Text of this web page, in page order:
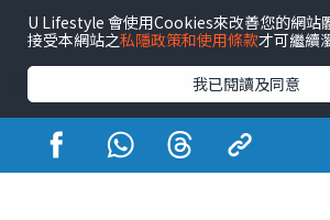
銅鑼灣好去處 元朗好去處 荃灣好去處
餐廳情報 戶外郊遊
熱門標籤
#UGO搵好去處 #人氣活動推介 #美食
#親子玩樂好去處
#ULifestyle應用程式
#UJetso禮物放送
#ULifestyle商戶中心
U Lifestyle 會使用Cookies來改善您的網站
接受本網站之私隱政策和使用條款才可繼續
我已閱讀及同意